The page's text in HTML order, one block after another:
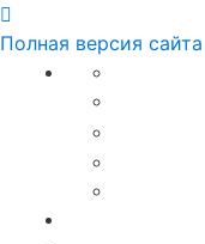
Полная версия сайта